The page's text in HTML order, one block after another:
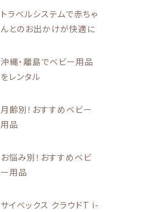
トラベルシステムで赤ちゃ
んとのお出かけが快適に
沖縄・離島でベビー用品
をレンタル
月齢別！おすすめベビー
用品
お悩み別！おすすめベビ
ー用品
サイベックス クラウドT i-